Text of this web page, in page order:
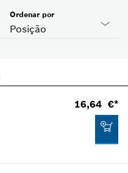
Posição
Ordenar por
16,64 €*